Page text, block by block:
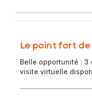
Le point fort
Belle opportunité : 3
visite virtuelle